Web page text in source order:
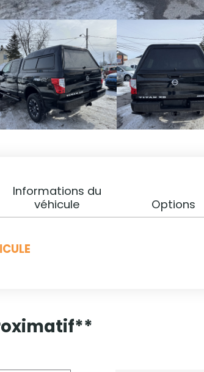
Informations du
véhicule
Options